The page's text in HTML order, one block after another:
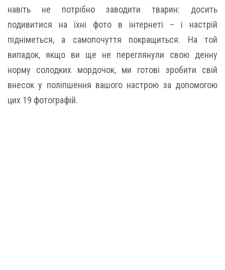
навіть не потрібно заводити тварин: досить
подивитися на їхні фото в інтернеті – і настрій
підніметься, а самопочуття покращиться. На той
випадок, якщо ви ще не переглянули свою денну
норму солодких мордочок, ми готові зробити свій
внесок у поліпшення вашого настрою за допомогою
цих 19 фотографій.